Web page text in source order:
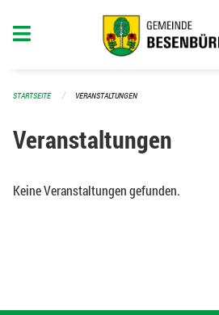
STARTSEITE VERANSTALTUNGEN
Veranstaltungen
Keine Veranstaltungen gefunden.